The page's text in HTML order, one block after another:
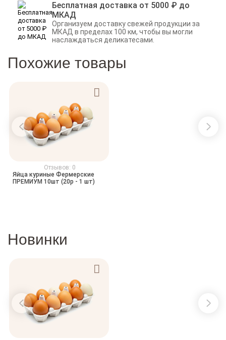
Бесплатная доставка от 5000 ₽ до
МКАД
Организуем доставку свежей продукции за
МКАД в пределах 100 км, чтобы вы могли
наслаждаться деликатесами.
Похожие товары
Отзывов: 0
Яйца куриные Фермерские
ПРЕМИУМ 10шт (20р - 1 шт)
Новинки